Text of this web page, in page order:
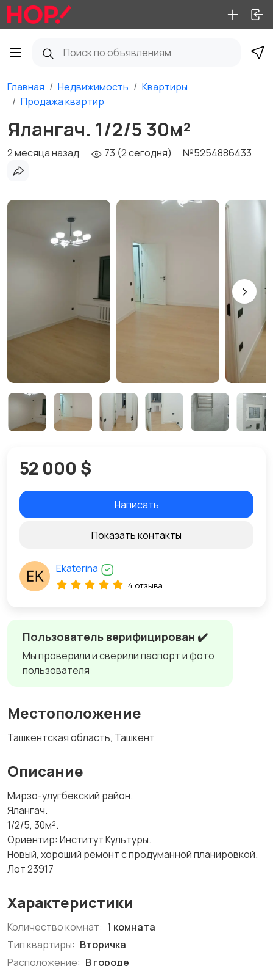
Главная Недвижимость
Квартиры
Продажа квартир
Ялангач. 1/2/5 30м²
2 месяца назад 73 (2 сегодня) №5254886433
Пользователь верифицирован ✔️
Мы проверили и сверили паспорт и фото
пользователя
Местоположение
Ташкентская область, Ташкент
Описание
Мирзо-улугбекский район.
Ялангач.
1/2/5, 30м².
Ориентир: Институт Культуры.
Новый, хороший ремонт с продуманной планировкой.
Лот 23917
Характеристики
Количество комнат: 1 комната
Тип квартиры: Вторичка
Расположение: В городе
52 000 $
Написать
Показать контакты
Ekaterina
4 отзыва